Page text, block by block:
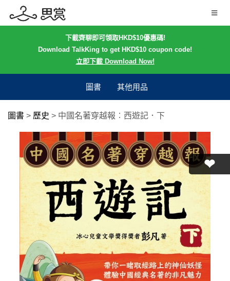
下載齊聊即可領取HKD$10優惠碼!
Download TalkKing to get HKD$10 coupon code!
立即下載 Download Now!
圖書 其他用品
圖書 > 歷史 > 中國名著穿越報︰西遊記．下